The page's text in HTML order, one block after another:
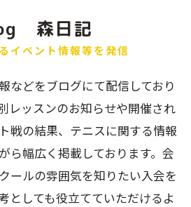
森日記
イベント情報等を発信
などをブログにて配信しており
レッスンのお知らせや開催され
戦の結果、テニスに関する情報
ら幅広く掲載しております。会
ールの雰囲気を知りたい入会を
としても役立てていただけるよ